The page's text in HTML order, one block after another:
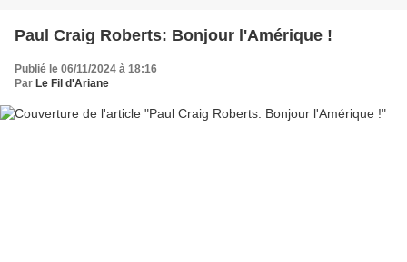
Paul Craig Roberts: Bonjour l'Amérique !
Publié le 06/11/2024 à 18:16
Par Le Fil d'Ariane